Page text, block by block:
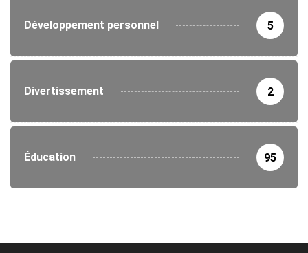
Développement personnel 5
Divertissement 2
Éducation 95